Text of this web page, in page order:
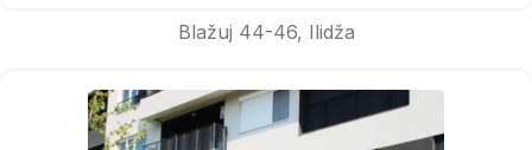
Blažuj 44-46, Ilidža